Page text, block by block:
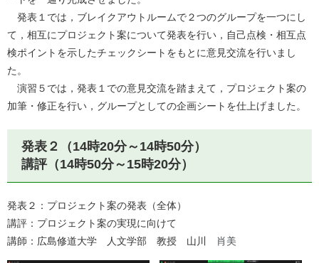
発表１では，ブレイクアウトルームで２つのグループを一つにし
て，相互にプロジェクト案について発表を行い，自己点検・相互点
検ポイントを示したチェックシートをもとに意見交流を行いまし
た。
演習５では，発表１での意見交流を踏まえて，プロジェクト案の
加筆・修正を行い，グループとしての企画シートを仕上げました。
発表２（14時20分～14時50分）
講評（14時50分～15時20分）
発表２：プロジェクト案の発表（全体）
講評：プロジェクト案の実現に向けて
講師：広島修道大学 人文学部 教授 山川 肖美